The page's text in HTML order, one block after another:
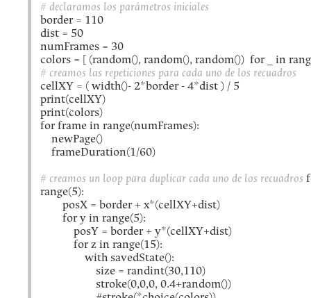
# declaramos los parámetros iniciales
border = 110
dist = 50
numFrames = 30
colors = [ (random(), random(), random()) for _ in
# creamos las repeticiones para cada uno de los recuadros
cellXY = ( width()- 2*border - 4*dist ) / 5
print(cellXY)
print(colors)
for frame in range(numFrames):
newPage()
frameDuration(1/60)
# creamos un loop para duplicar cada uno de los recuadros
range(5):
posX = border + x*(cellXY+dist)
for y in range(5):
posY = border + y*(cellXY+dist)
for z in range(15):
with savedState():
size = randint(30,110)
stroke(0,0,0, 0.4+random())